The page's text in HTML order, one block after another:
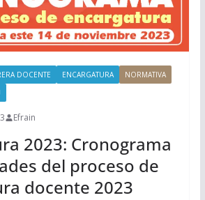
DOCENTE ENCARGATURA
NORMATIVA
Efrain
2023: Cronograma
del proceso de
docente 2023